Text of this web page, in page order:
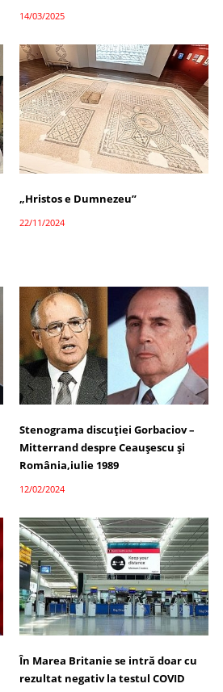
14/03/2025
„Hristos e Dumnezeu”
22/11/2024
Stenograma discuției Gorbaciov –
Mitterrand despre Ceaușescu și
România,iulie 1989
12/02/2024
În Marea Britanie se intră doar cu
rezultat negativ la testul COVID